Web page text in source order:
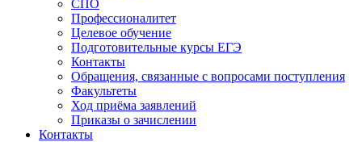
СПО
Профессионалитет
Целевое обучение
Подготовительные курсы ЕГЭ
Контакты
Обращения, связанные с вопросами поступления
Факультеты
Ход приёма заявлений
Приказы о зачислении
Контакты